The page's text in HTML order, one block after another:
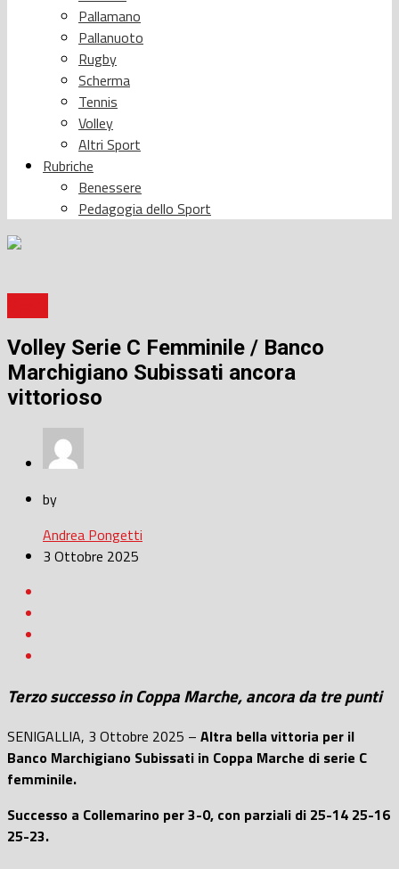
Pallamano
Pallanuoto
Rugby
Scherma
Tennis
Volley
Altri Sport
Rubriche
Benessere
Pedagogia dello Sport
Volley Serie C Femminile / Banco
Marchigiano Subissati ancora
vittorioso
by
Andrea Pongetti
3 Ottobre 2025
Terzo successo in Coppa Marche, ancora da tre punti
SENIGALLIA, 3 Ottobre 2025 – Altra bella vittoria per il
Banco Marchigiano Subissati in Coppa Marche di serie C
femminile.
Successo a Collemarino per 3-0, con parziali di 25-14 25-16
25-23.